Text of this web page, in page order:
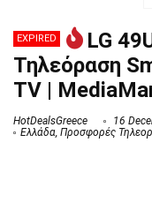
EXPIRED
LG
Τηλεόραση
TV |
HotDealsGreece
16
Ελλάδα, Προσφορές